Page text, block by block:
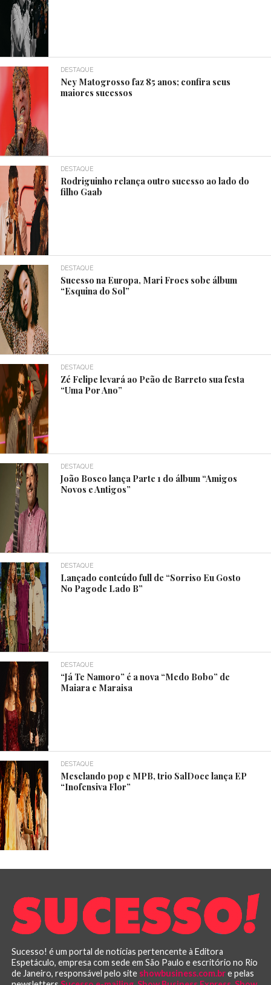
DESTAQUE
Ney Matogrosso faz 85 anos; confira seus
maiores sucessos
DESTAQUE
Rodriguinho relança outro sucesso ao lado do
filho Gaab
DESTAQUE
Sucesso na Europa, Mari Froes sobe álbum
“Esquina do Sol”
DESTAQUE
Zé Felipe levará ao Peão de Barreto sua festa
“Uma Por Ano”
DESTAQUE
João Bosco lança Parte 1 do álbum “Amigos
Novos e Antigos”
DESTAQUE
Lançado conteúdo full de “Sorriso Eu Gosto
No Pagode Lado B”
DESTAQUE
“Já Te Namoro” é a nova “Medo Bobo” de
Maiara e Maraisa
DESTAQUE
Mesclando pop e MPB, trio SalDoce lança EP
“Inofensiva Flor”
Sucesso! é um portal de notícias pertencente à Editora
Espetáculo, empresa com sede em São Paulo e escritório no Rio
de Janeiro, responsável pelo site showbusiness.com.bre pelas